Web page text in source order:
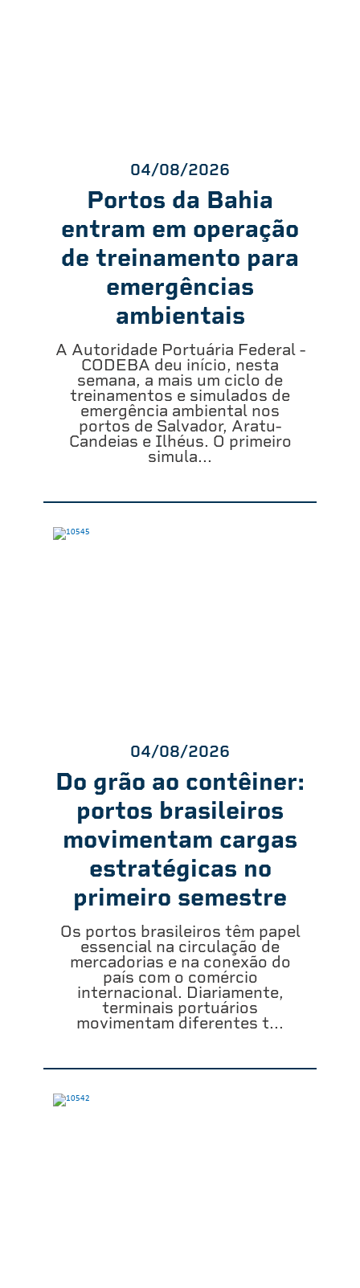
04/08/2026
Portos da Bahia
entram em operação
de treinamento para
emergências
ambientais
A Autoridade Portuária Federal -
CODEBA deu início, nesta
semana, a mais um ciclo de
treinamentos e simulados de
emergência ambiental nos
portos de Salvador, Aratu-
Candeias e Ilhéus. O primeiro
simula...
04/08/2026
Do grão ao contêiner:
portos brasileiros
movimentam cargas
estratégicas no
primeiro semestre
Os portos brasileiros têm papel
essencial na circulação de
mercadorias e na conexão do
país com o comércio
internacional. Diariamente,
terminais portuários
movimentam diferentes t...